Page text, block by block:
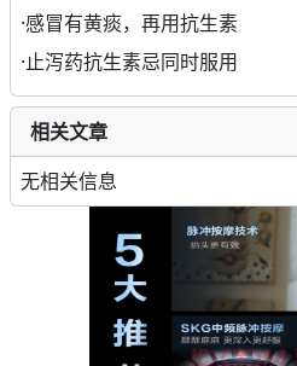
·感冒有黄痰，再用抗生素
·止泻药抗生素忌同时服用
相关文章
无相关信息